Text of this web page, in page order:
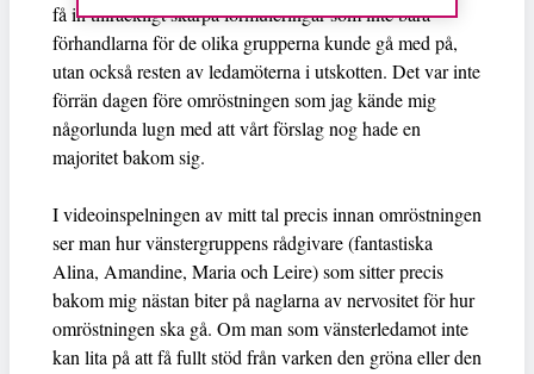
få in tillräckligt skarpa formuleringar som inte bara
förhandlarna för de olika grupperna kunde gå med på,
utan också resten av ledamöterna i utskotten. Det var inte
förrän dagen före omröstningen som jag kände mig
någorlunda lugn med att vårt förslag nog hade en
majoritet bakom sig.
I videoinspelningen av mitt tal precis innan omröstningen
ser man hur vänstergruppens rådgivare (fantastiska
Alina, Amandine, Maria och Leire) som sitter precis
bakom mig nästan biter på naglarna av nervositet för hur
omröstningen ska gå. Om man som vänsterledamot inte
kan lita på att få fullt stöd från varken den gröna eller den